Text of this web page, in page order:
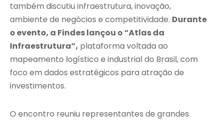
também discutiu infraestrutura, inovação,
ambiente de negócios e competitividade. Durante
o evento, a Findes lançou o “Atlas da
Infraestrutura”, plataforma voltada ao
mapeamento logístico e industrial do Brasil, com
foco em dados estratégicos para atração de
investimentos.
O encontro reuniu representantes de grandes